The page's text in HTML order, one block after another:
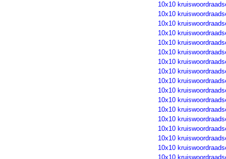
10x10
10x10
10x10
10x10
10x10
10x10
10x10
10x10
10x10
10x10
10x10
10x10
10x10
10x10
10x10
10x10
10x10